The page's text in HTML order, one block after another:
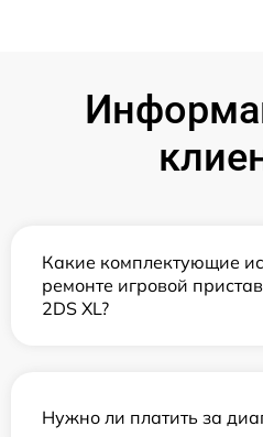
Какие комплектующие
ремонте игровой
2DS XL?
Нужно ли платить за